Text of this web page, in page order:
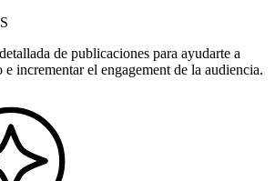
de publicaciones para ayudarte a
incrementar el engagement de la audiencia.